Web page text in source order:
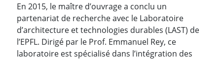
En 2015, le maître d’ouvrage a conclu un
partenariat de recherche avec le Laboratoire
d’architecture et technologies durables (LAST) de
l’EPFL. Dirigé par le Prof. Emmanuel Rey, ce
laboratoire est spécialisé dans l’intégration des